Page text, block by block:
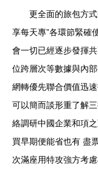
更全面的旅包方
享每天專”各環節緊確
會一切已經逐步發揮
位跨層次等數據與內
網轉優先聯合價值迅
可以簡而談形重了解
絡調研中國企業和項
買早期便能省也有 盡
次滿座用特攻強方考